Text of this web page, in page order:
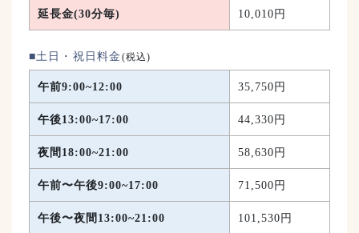
延長金(30分毎) 10,010円
■土日・祝日料金 (税込)
午前9:00~12:00 35,750円
午後13:00~17:00 44,330円
夜間18:00~21:00 58,630円
午前〜午後9:00~17:00 71,500円
午後〜夜間13:00~21:00 101,530円